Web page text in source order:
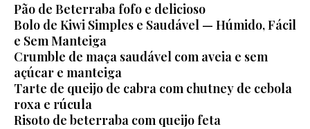
Pão de Beterraba fofo e delicioso
Bolo de Kiwi Simples e Saudável — Húmido, Fácil
e Sem Manteiga
Crumble de maça saudável com aveia e sem
açúcar e manteiga
Tarte de queijo de cabra com chutney de cebola
roxa e rúcula
Risoto de beterraba com queijo feta